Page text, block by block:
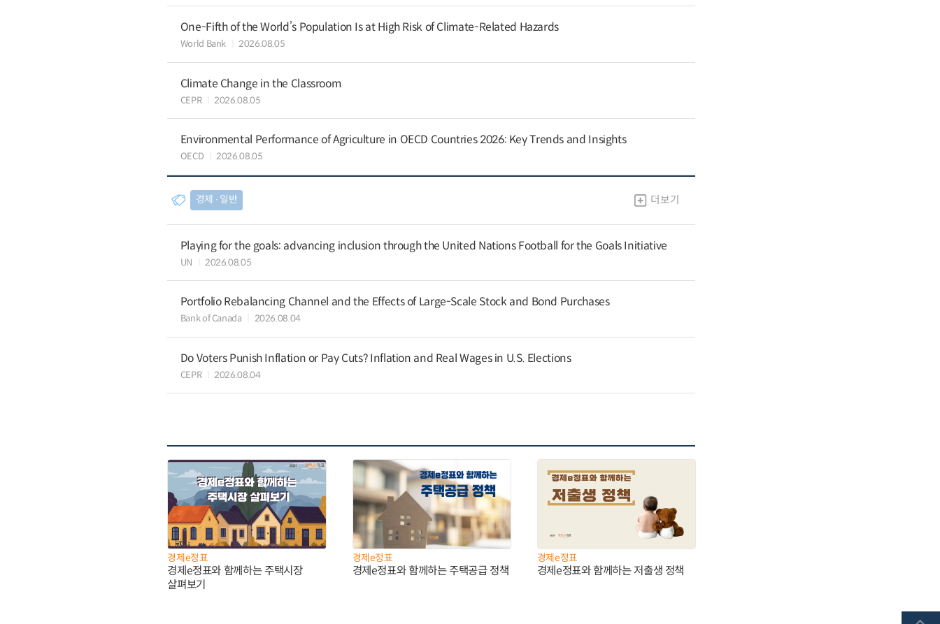
One-Fifth of the World’s Population Is at High Risk of Climate-Related Hazards
World Bank 2026.08.05
Climate Change in the Classroom
CEPR 2026.08.05
Environmental Performance of Agriculture in OECD Countries 2026: Key Trends and Insights
OECD 2026.08.05
경제 ∙ 일반 더보기
Playing for the goals: advancing inclusion through the United Nations Football for the Goals Initiative
UN 2026.08.05
Portfolio Rebalancing Channel and the Effects of Large-Scale Stock and Bond Purchases
Bank of Canada 2026.08.04
Do Voters Punish Inflation or Pay Cuts? Inflation and Real Wages in U.S. Elections
CEPR 2026.08.04
경제e정표
경제e정표와 함께하는 주택시장
살펴보기
경제e정표
경제e정표와 함께하는 주택공급 정책
경제e정표
경제e정표와 함께하는 저출생 정책